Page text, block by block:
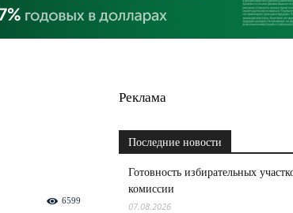
6599
Реклама
Последние новости
Готовность избирательных
комиссии
07.08.2026